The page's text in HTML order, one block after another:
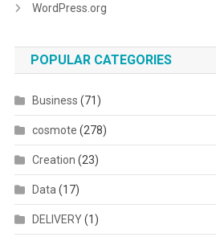
WordPress.org
POPULAR CATEGORIES
Business (71)
cosmote (278)
Creation (23)
Data (17)
DELIVERY(1)